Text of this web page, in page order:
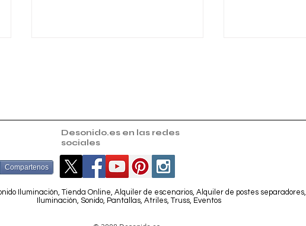
Nuevas entregas de
escenarios
Desonido.es en las redes
sociales
Compartenos
Iluminación, Tienda Online, Alquiler de escenarios, Alquiler de postes separadores,
Iluminación, Sonido, Pantallas, Atriles, Truss, Eventos